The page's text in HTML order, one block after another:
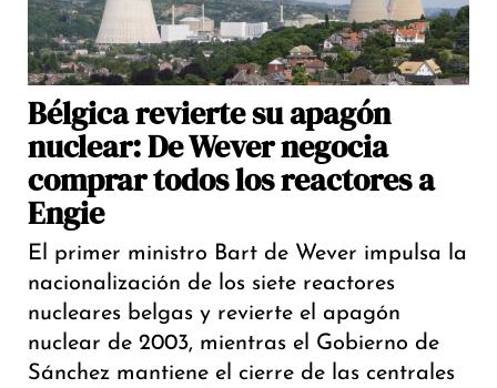
Bélgica revierte su apagón
nuclear: De Wever negocia
comprar todos los reactores a
Engie
El primer ministro Bart de Wever impulsa la
nacionalización de los siete reactores
nucleares belgas y revierte el apagón
nuclear de 2003, mientras el Gobierno de
Sánchez mantiene el cierre de las centrales